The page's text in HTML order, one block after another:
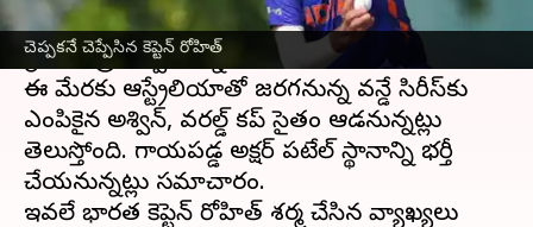
చెప్పకనే చెప్పేసిన కెప్టెన్ రోహిత్
టీమిండియాస్టార్ స్పిన్నర్రవిచంద్రన్ అశ్విన్జట్టులోకి
గ్రాండ్ ఎంట్రీ ఇవ్వనున్నారు.
ఈ మేరకు ఆస్ట్రేలియాతో జరగనున్న వన్డే సిరీస్‌కు
ఎంపికైన అశ్విన్, వరల్డ్ కప్ సైతం ఆడనున్నట్లు
తెలుస్తోంది. గాయపడ్డ అక్షర్ పటేల్ స్థానాన్ని భర్తీ
చేయనున్నట్లు సమాచారం.
ఇటీవలే భారత కెప్టెన్ రోహిత్ శర్మ చేసిన వ్యాఖ్యలు